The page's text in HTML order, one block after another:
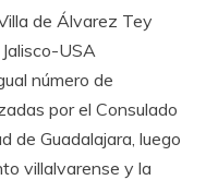
de Álvarez Tey
USA
número de
por el Consulado
de Guadalajara, luego
villalvarense y la